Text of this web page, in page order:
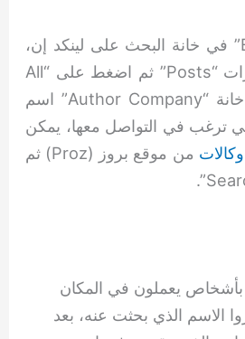
1- اضغط زر “Enter” في خانة البحث على لينكد إن،
ثم اختر فئة المنشورات “Posts” ثم اضغط على “All
filters” واكتب في خانة “Author Company” اسم
ترغب في التواصل معها، يمكن
من موقع بروز (Proz) ثم
يعملون في المكان
الاسم الذي بحثت عنه، بعد